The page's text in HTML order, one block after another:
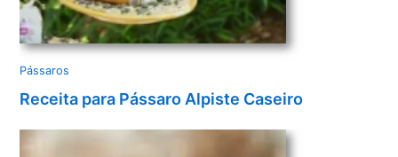
Pássaros
Receita para Pássaro Alpiste Caseiro